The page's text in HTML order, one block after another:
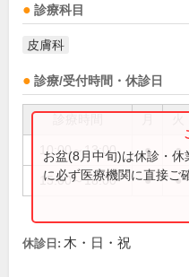
診療科目
皮膚科
診療/受付時間・休診日
10:00～13:00 ● ●
15:00～18:00 ● ●
お盆(8月中旬)は休診・
に必ず医療機関に直接ご
休診日: 木・日・祝